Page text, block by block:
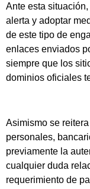
Ante esta
alerta y adoptar
de este tipo de
enlaces enviados
siempre que los
dominios oficiales
Asimismo se
personales,
previamente la
cualquier duda
requerimiento de